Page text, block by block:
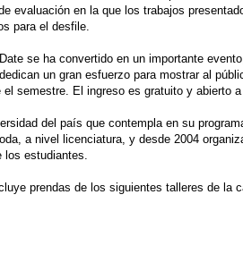
evaluación en la que los trabajos
para el desfile.
se ha convertido en un importante
un gran esfuerzo para mostrar al
el semestre. El ingreso es gratuito y abierto
del país que contempla en su
a nivel licenciatura, y desde 2004
los estudiantes.
prendas de los siguientes talleres de la